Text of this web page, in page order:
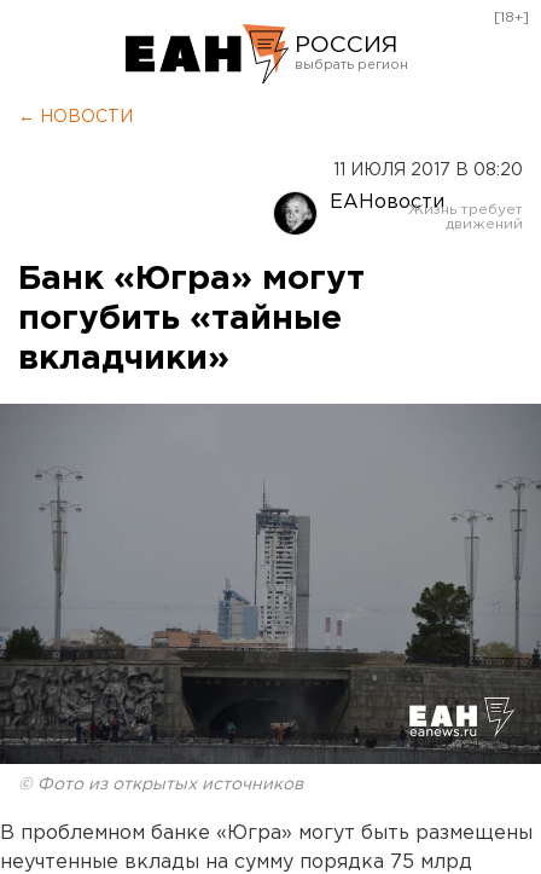
РОССИЯ
Оренбург
[18+]
← НОВОСТИ
11 ИЮЛЯ 2017 В 08:20
ЕАНовости
Банк «Югра» могут
погубить «тайные
вкладчики»
© Фото из открытых источников
В проблемном банке «Югра» могут быть размещены
неучтенные вклады на сумму порядка 75 млрд